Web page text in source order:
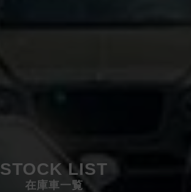
STOCK LIST
在庫車一覧